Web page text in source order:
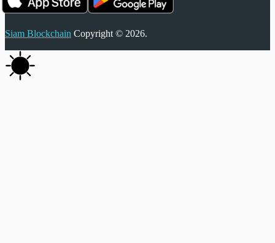
Siam Blockchain Copyright © 2026.